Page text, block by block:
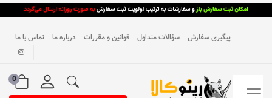
پیگیری سفارش سؤالات متداول قوانین و مقررات درباره ما تماس با ما
0